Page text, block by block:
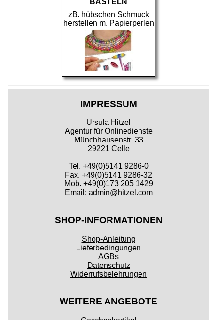
zB. hübschen Schmuck
herstellen m. Papierperlen
IMPRESSUM
Ursula Hitzel
Agentur für Onlinedienste
Münchhausenstr. 33
29221 Celle
Tel. +49(0)5141 9286-0
Fax. +49(0)5141 9286-32
Mob. +49(0)173 205 1429
Email: admin@hitzel.com
SHOP-INFORMATIONEN
Shop-Anleitung
Lieferbedingungen
AGBs
Datenschutz
Widerrufsbelehrungen
WEITERE ANGEBOTE